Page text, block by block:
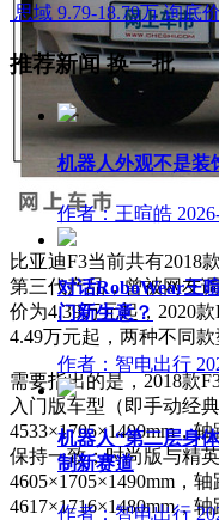
比亚迪F3当前共有2018
第三代产品，曾被网友
价为4.39万元起，2020
4.49万元起，两种不同款
需要指出的是，2018款
入门版车型（即手动经
4533×1705×1490mm，
保持一致；时尚版与精
4605×1705×1490mm，
4617×1716×1480mm，轴
思域 9.79-18.79万 询底价
推荐新闻换一批
机器人外观不是装
作者：王暄皓
对话RoboWear王
门新生意？
作者：智电出行
机器人“第二层身
制新赛道
作者：智电出行